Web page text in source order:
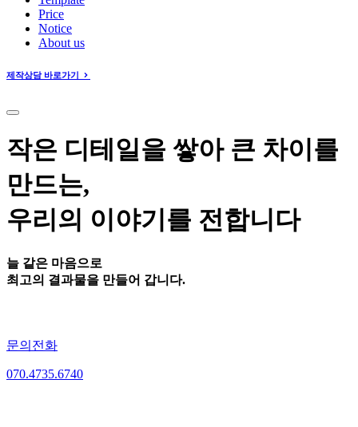
Price
Notice
About us
제작상담 바로가기
작은 디테일을 쌓아 큰 차이를
만드는,
우리의 이야기를 전합니다
늘 같은 마음으로
최고의 결과물을 만들어 갑니다.
문의전화
070.4735.6740